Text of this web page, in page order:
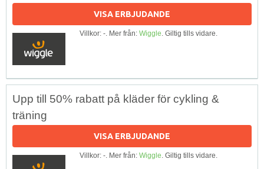
VISA ERBJUDANDE
Villkor: -. Mer från: Wiggle. Giltig tills vidare.
Upp till 50% rabatt på kläder för cykling &
träning
VISA ERBJUDANDE
Villkor: -. Mer från: Wiggle. Giltig tills vidare.